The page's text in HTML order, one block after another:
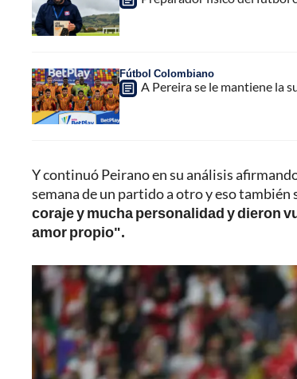
Fútbol Colombiano
A Pereira se le mantiene la
Y continuó Peirano en su análisis
semana de un partido a otro y eso también
coraje y mucha personalidad y dieron
amor propio".